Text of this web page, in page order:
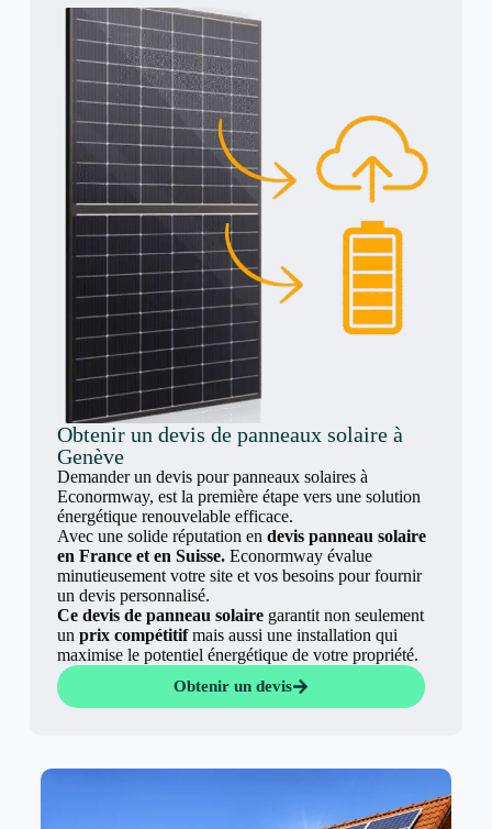
Obtenir un devis de panneaux solaire à
Genève
Demander un devis pour panneaux solaires à
Econormway, est la première étape vers une solution
énergétique renouvelable efficace.
Avec une solide réputation en devis panneau solaire
en France et en Suisse.Econormway évalue
minutieusement votre site et vos besoins pour fournir
un devis personnalisé.
Ce devis de panneau solairegarantit non seulement
un prix compétitifmais aussi une installation qui
maximise le potentiel énergétique de votre propriété.
Obtenir un devis